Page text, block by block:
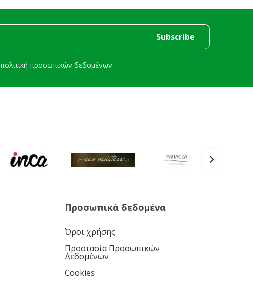
πολιτική προσωπικών δεδομένων
Προσωπικά δεδομένα
Όροι χρήσης
Προστασία Προσωπικών
Δεδομένων
Cookies